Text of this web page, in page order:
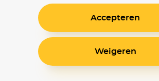
Accepteren
Weigeren